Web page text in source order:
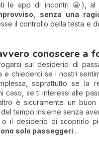
le app di incontri 😬), al
senza una
il controllo della testa e
conoscere a
sul desiderio di
e chiederci se i nostri
soprattutto se la
caso, se ti interessi alle
è sicuramente un
tempo insieme senza
o il desiderio di scoprirlo
solo passeggeri...